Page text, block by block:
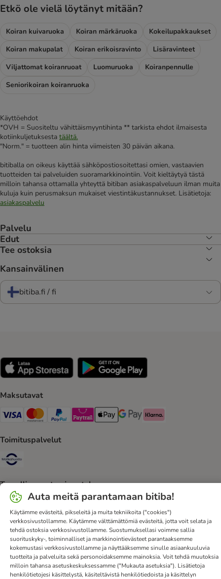
Etkö ole vielä löytänyt mitään?
Koiran kuivaruoka Koiran märkäruoka
Kokeilupakkaukset
Koiran makupalat
Koiran erikoisravinto
Lisäravinteet
Viljattomat koiranruoat
Luomuruoka
Koiranpennulle
Seniorikoiran koiranruoka
Käyttöehdot
*OVH = Suositeltu vähittäismyyntihinta ** tarkista ehdot ilmaisesta
kotiinkuljetuksesta täältä.
"Norm." = tuotteen alin hinta viimeisten 30 päivän aikana.
bitiballa on oikeus käyttää sähköpostiosoitettasi omien, vastaavien
tuotteiden tai palveluiden suoramarkkinointiin. Voit kieltäytyä tästä
milloin tahansa ottamalla yhteyttä bitiban asiakaspalveluun ilman muita
kuluja kuin perusmaksun mukaiset viestintäkustannukset. Lisätietoja:
asiakaspalvelu
Palvelu
Edut
Tee ostoksia
Kansainvälinen
bitiba.fi / fi
Maksutavat
VISA Payment Method
Mastercard Payment Method
Paypal Payment Method
Paytrail Payment Method
Apple Pay Payment Method
Google Pay Payment Method
Klarna Payment Method
Toimituspalvelut
Turvallisen ostamisen takuu
Security
Ota yhteyttä Toimitusehdot Julkaisutiedot
DSA
Tietosuoja
Uutiskirje Toimituskulut ja -aika
Maksutavat
Peruuta sopimus tästä
bitiba-sovellus Kanta-asiakasedut
Auta meitä parantamaan bitiba!
Käytämme evästeitä, pikseleitä ja muita tekniikoita ("cookies")
verkkosivustollamme. Käytämme välttämättömiä evästeitä, jotta voit selata ja
tehdä ostoksia verkkosivustollamme. Suostumuksellasi voimme sallia
suorituskyky-, toiminnalliset ja markkinointievästeet parantaaksemme
kokemustasi verkkosivustollamme ja näyttääksemme sinulle asiaankuuluvia
tuotteita ja palveluita sekä personoidaksemme mainoksia. Voit tehdä muutoksia
milloin tahansa asetuskeskuksessamme ("Mukauta asetuksia"). Lisätietoja
henkilötietojesi käsittelystä, käsiteltävistä henkilötiedoista ja käsittelyn